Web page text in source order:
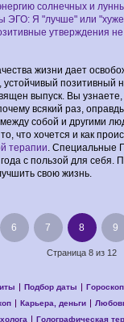
солнечных и
ЭГО: Я "лучше" или
утверждения
жизни дает
устойчивый позитивный
выпуск. Вы
всякий раз,
собой и другими
что хочется и как
терапии. Специальные
с пользой для
свою жизнь.
6 7 8 9
Страница 8 из 12
Подбор даты
Карьера, деньги
Голографическая